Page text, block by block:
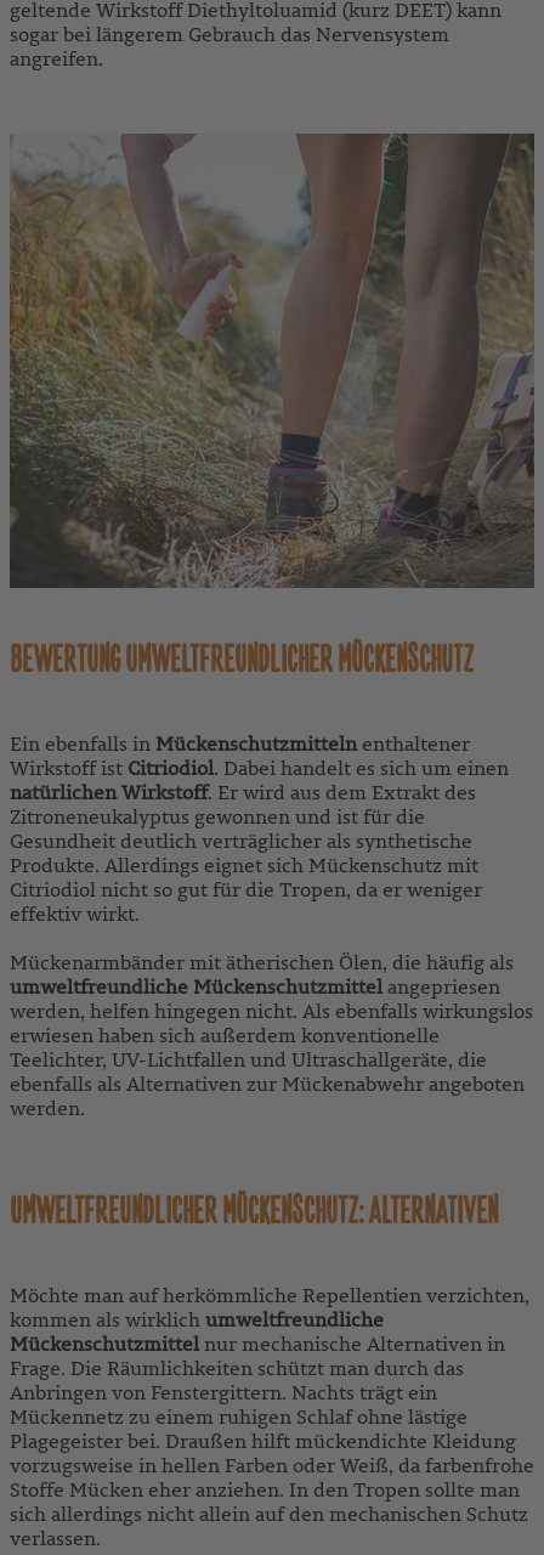
geltende Wirkstoff Diethyltoluamid (kurz DEET) kann
sogar bei längerem Gebrauch das Nervensystem
angreifen.
BEWERTUNG UMWELTFREUNDLICHER MÜCKENSCHUTZ
Ein ebenfalls in Mückenschutzmittelnenthaltener
Wirkstoff ist Citriodiol. Dabei handelt es sich um einen
natürlichen Wirkstoff. Er wird aus dem Extrakt des
Zitroneneukalyptus gewonnen und ist für die
Gesundheit deutlich verträglicher als synthetische
Produkte. Allerdings eignet sich Mückenschutz mit
Citriodiol nicht so gut für die Tropen, da er weniger
effektiv wirkt.
Mückenarmbänder mit ätherischen Ölen, die häufig als
umweltfreundliche Mückenschutzmittelangepriesen
werden, helfen hingegen nicht. Als ebenfalls wirkungslos
erwiesen haben sich außerdem konventionelle
Teelichter, UV-Lichtfallen und Ultraschallgeräte, die
ebenfalls als Alternativen zur Mückenabwehr angeboten
werden.
UMWELTFREUNDLICHER MÜCKENSCHUTZ: ALTERNATIVEN
Möchte man auf herkömmliche Repellentien verzichten,
kommen als wirklichumweltfreundliche
Mückenschutzmittelnur mechanische Alternativen in
Frage. Die Räumlichkeiten schützt man durch das
Anbringen von Fenstergittern. Nachts trägt ein
Mückennetz zu einem ruhigen Schlaf ohne lästige
Plagegeister bei. Draußen hilft mückendichte Kleidung
vorzugsweise in hellen Farben oder Weiß, da farbenfrohe
Stoffe Mücken eher anziehen. In den Tropen sollte man
sich allerdings nicht allein auf den mechanischen Schutz
verlassen.